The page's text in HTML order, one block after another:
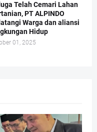
Telah Cemari Lahan
PT ALPINDO
Warga dan aliansi
Hidup
01, 2025